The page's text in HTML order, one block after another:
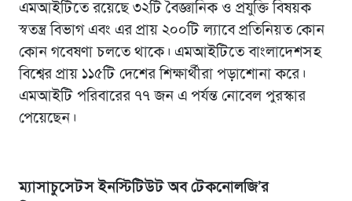
এমআইটিতে রয়েছে ৩২টি বৈজ্ঞানিক ও প্রযুক্তি বিষয়ক
স্বতন্ত্র বিভাগ এবং এর প্রায় ২০০টি ল্যাবে প্রতিনিয়ত কোন
কোন গবেষণা চলতে থাকে। এমআইটিতে বাংলাদেশসহ
বিশ্বের প্রায় ১১৫টি দেশের শিক্ষার্থীরা পড়াশোনা করে।
এমআইটি পরিবারের ৭৭ জন এ পর্যন্ত নোবেল পুরস্কার
পেয়েছেন।
ম্যাসাচুসেটস ইনস্টিটিউট অব টেকনোলজি’র